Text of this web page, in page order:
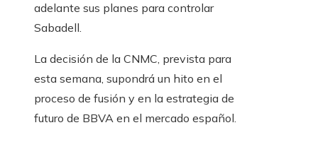
adelante sus planes para controlar
Sabadell.
La decisión de la CNMC, prevista para
esta semana, supondrá un hito en el
proceso de fusión y en la estrategia de
futuro de BBVA en el mercado español.